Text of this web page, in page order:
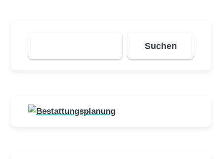
Suchen
Suchen